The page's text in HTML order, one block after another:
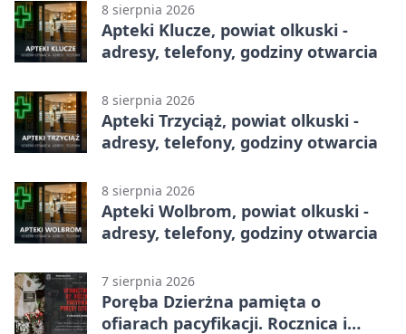
8 sierpnia 2026
Apteki Klucze, powiat olkuski -
adresy, telefony, godziny otwarcia
8 sierpnia 2026
Apteki Trzyciąż, powiat olkuski -
adresy, telefony, godziny otwarcia
8 sierpnia 2026
Apteki Wolbrom, powiat olkuski -
adresy, telefony, godziny otwarcia
7 sierpnia 2026
Poręba Dzierżna pamięta o
ofiarach pacyfikacji. Rocznica i